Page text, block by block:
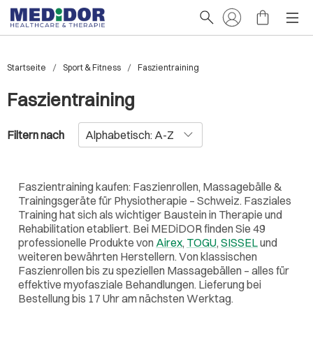
Startseite Sport & Fitness Faszientraining
Faszientraining
Filtern nach
Faszientraining kaufen: Faszienrollen, Massagebälle &
Trainingsgeräte für Physiotherapie – Schweiz. Fasziales
Training hat sich als wichtiger Baustein in Therapie und
Rehabilitation etabliert. Bei MEDiDOR finden Sie 49
professionelle Produkte von Airex, TOGU, SISSELund
weiteren bewährten Herstellern. Von klassischen
Faszienrollen bis zu speziellen Massagebällen – alles für
effektive myofasziale Behandlungen. Lieferung bei
Bestellung bis 17 Uhr am nächsten Werktag.